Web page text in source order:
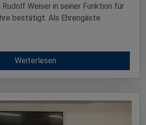
Rudolf Weiser in seiner Funktion für
bestätigt. Als Ehrengäste
Weiterlesen